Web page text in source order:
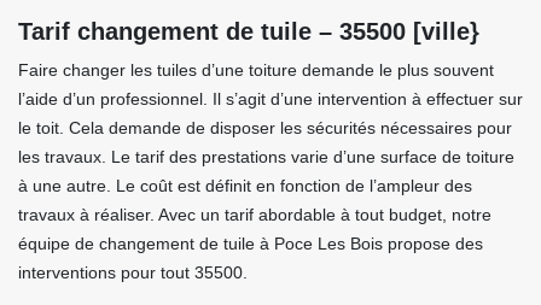
Tarif changement de tuile – 35500 [ville}
Faire changer les tuiles d’une toiture demande le plus souvent
l’aide d’un professionnel. Il s’agit d’une intervention à effectuer sur
le toit. Cela demande de disposer les sécurités nécessaires pour
les travaux. Le tarif des prestations varie d’une surface de toiture
à une autre. Le coût est définit en fonction de l’ampleur des
travaux à réaliser. Avec un tarif abordable à tout budget, notre
équipe de changement de tuile à Poce Les Bois propose des
interventions pour tout 35500.